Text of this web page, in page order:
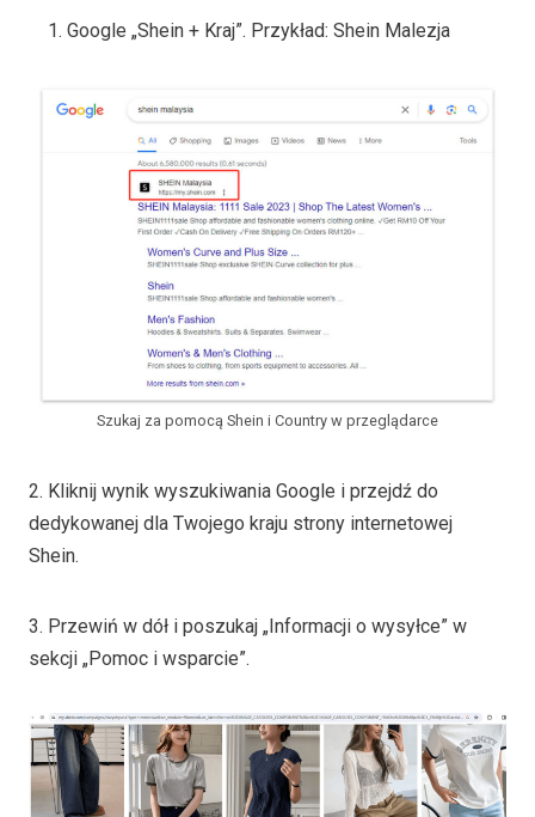
Google „Shein + Kraj”. Przykład: Shein Malezja
Szukaj za pomocą Shein i Country w przeglądarce
2. Kliknij wynik wyszukiwania Google i przejdź do
dedykowanej dla Twojego kraju strony internetowej
Shein.
3. Przewiń w dół i poszukaj „Informacji o wysyłce” w
sekcji „Pomoc i wsparcie”.